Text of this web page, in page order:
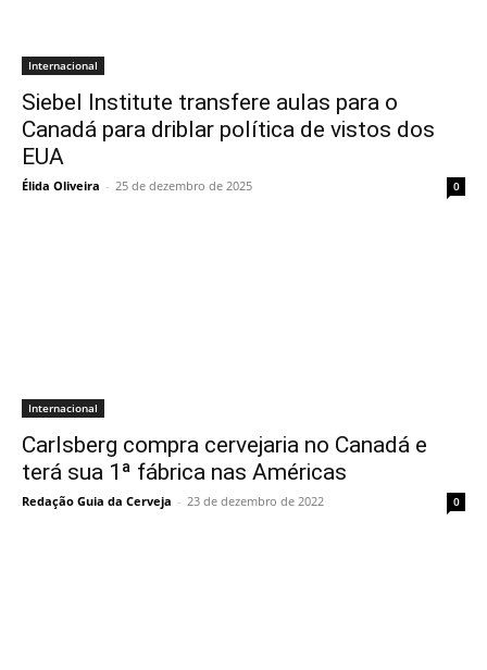
Internacional
Siebel Institute transfere aulas para o
Canadá para driblar política de vistos dos
EUA
Élida Oliveira - 25 de dezembro de 2025 0
Internacional
Carlsberg compra cervejaria no Canadá e
terá sua 1ª fábrica nas Américas
Redação Guia da Cerveja - 23 de dezembro de 2022 0